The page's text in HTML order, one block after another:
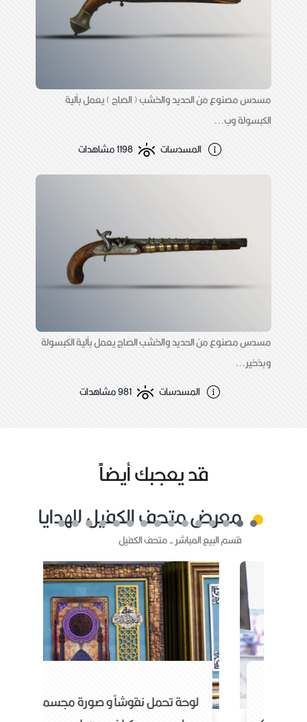
مسدس مصنوع من الحديد والخشب ( الصاج ) يعمل بألية
الكبسولة وب...
المسدسات
1198 مشاهدات
مسدس مصنوع من الحديد والخشب الصاج يعمل بألية الكبسولة
وبذخير...
المسدسات
981 مشاهدات
قد يعجبك أيضاًً
معرض متحف الكفيل للهدايا
قسم البيع المباشر - متحف الكفيل
لوحة تحمل قطعة من الرخام و قطعة